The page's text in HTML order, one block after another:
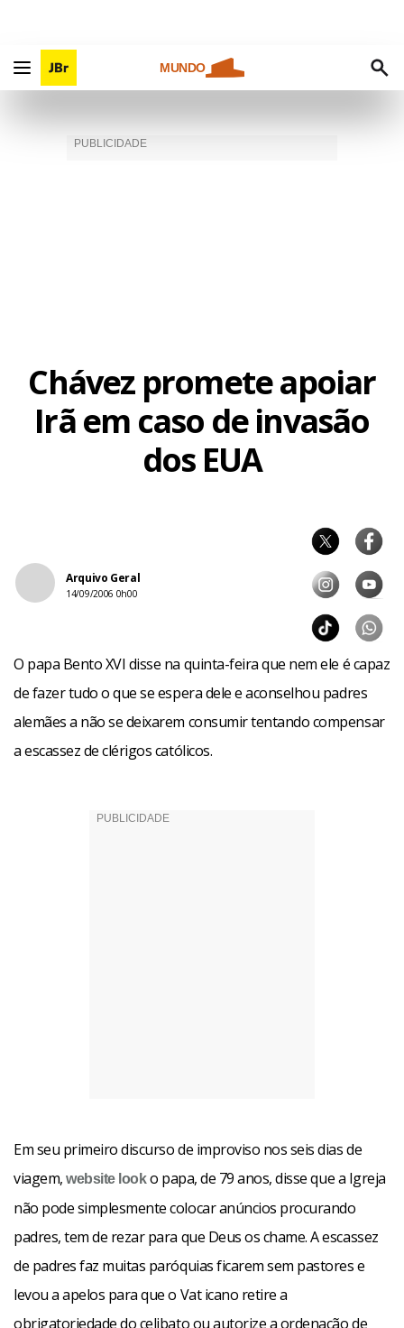
MUNDO
Chávez promete apoiar
Irã em caso de invasão
dos EUA
Arquivo Geral
14/09/2006 0h00
O papa Bento XVI disse na quinta-feira que nem ele é capaz
de fazer tudo o que se espera dele e aconselhou padres
alemães a não se deixarem consumir tentando compensar
a escassez de clérigos católicos.
Em seu primeiro discurso de improviso nos seis dias de
viagem,website looko papa, de 79 anos, disse que a Igreja
não pode simplesmente colocar anúncios procurando
padres, tem de rezar para que Deus os chame. A escassez
de padres faz muitas paróquias ficarem sem pastores e
levou a apelos para que o Vat icano retire a
obrigatoriedade do celibato ou autorize a ordenação de